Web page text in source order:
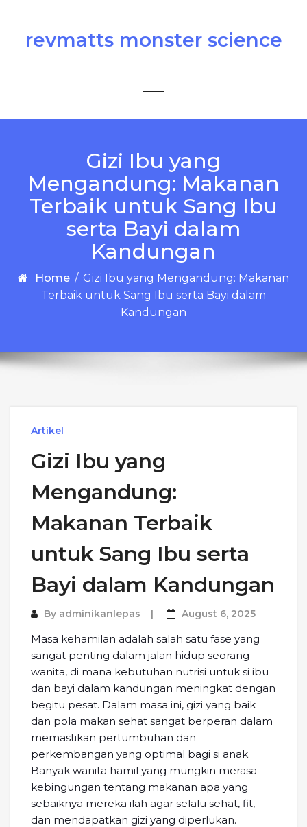
revmatts monster science
Toggle
Gizi Ibu yang
Mengandung: Makanan
Terbaik untuk Sang Ibu
serta Bayi dalam
Kandungan
Home / Gizi Ibu yang Mengandung: Makanan
Terbaik untuk Sang Ibu serta Bayi dalam
Kandungan
Artikel
Gizi Ibu yang
Mengandung:
Makanan Terbaik
untuk Sang Ibu serta
Bayi dalam Kandungan
By adminikanlepas August 6, 2025
Masa kehamilan adalah salah satu fase yang
sangat penting dalam jalan hidup seorang
wanita, di mana kebutuhan nutrisi untuk si ibu
dan bayi dalam kandungan meningkat dengan
begitu pesat. Dalam masa ini, gizi yang baik
dan pola makan sehat sangat berperan dalam
memastikan pertumbuhan dan
perkembangan yang optimal bagi si anak.
Banyak wanita hamil yang mungkin merasa
kebingungan tentang makanan apa yang
sebaiknya mereka ilah agar selalu sehat, fit,
dan mendapatkan gizi yang diperlukan.